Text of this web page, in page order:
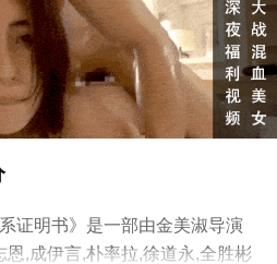
证明书》是一部由金美淑导演
,成伊言,朴率拉,徐道永,全胜彬